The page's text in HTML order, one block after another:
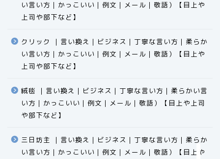
い言い方｜かっこいい｜例文｜メール｜敬語）【目上や
上司や部下など】​​​​​​​​​​​​​​​​
クリック ｜言い換え｜ビジネス｜丁寧な言い方｜柔らか
い言い方｜かっこいい｜例文｜メール｜敬語）【目上や
上司や部下など】​​​​​​​​​​​​​​​​
絨毯 ｜言い換え｜ビジネス｜丁寧な言い方｜柔らかい言
い方｜かっこいい｜例文｜メール｜敬語）【目上や上司
や部下など】​​​​​​​​​​​​​​​​
三日坊主 ｜言い換え｜ビジネス｜丁寧な言い方｜柔らか
い言い方｜かっこいい｜例文｜メール｜敬語）【目上や
食品
ビジネス用語